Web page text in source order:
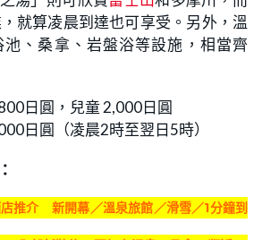
就算凌晨到達也可享受。另外，溫
、桑拿、岩盤浴等設施，相當齊
日圓，兒童 2,000日圓
日圓（凌晨2時至翌日5時）
推介 新開幕／溫泉旅館／滑雪／1分鐘到